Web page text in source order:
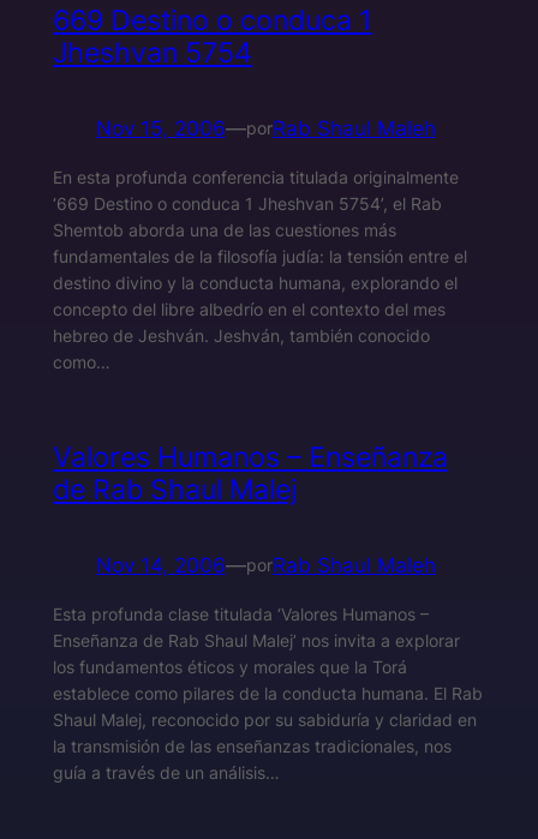
669 Destino o conduca 1
Jheshvan 5754
Nov 15, 2006—porRab Shaul Maleh
En esta profunda conferencia titulada originalmente
‘669 Destino o conduca 1 Jheshvan 5754’, el Rab
Shemtob aborda una de las cuestiones más
fundamentales de la filosofía judía: la tensión entre el
destino divino y la conducta humana, explorando el
concepto del libre albedrío en el contexto del mes
hebreo de Jeshván. Jeshván, también conocido
como…
Valores Humanos – Enseñanza
de Rab Shaul Malej
Nov 14, 2006—porRab Shaul Maleh
Esta profunda clase titulada ‘Valores Humanos –
Enseñanza de Rab Shaul Malej’ nos invita a explorar
los fundamentos éticos y morales que la Torá
establece como pilares de la conducta humana. El Rab
Shaul Malej, reconocido por su sabiduría y claridad en
la transmisión de las enseñanzas tradicionales, nos
guía a través de un análisis…